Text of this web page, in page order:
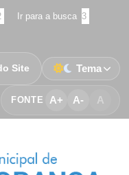
Ir para a busca 3
FONTE A+ A- A
Site Tema